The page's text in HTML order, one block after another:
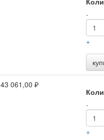
-
+
43 061,00 ₽
-
+